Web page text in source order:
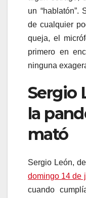
un “hablatón”.
de cualquier
queja, el
primero en
ninguna
Sergio
la
mató
Sergio León,
domingo 14 de
cuando